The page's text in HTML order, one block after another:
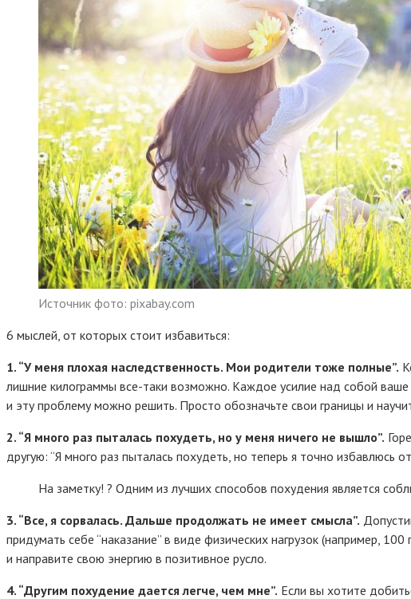
Источник фото: pixabay.com
6 мыслей, от которых стоит избавиться:
1. “У меня плохая наследственность. Мои родители тоже полные”.
лишние килограммы все-таки возможно. Каждое усилие над собой
и эту проблему можно решить. Просто обозначьте свои границы и
2. “Я много раз пыталась похудеть, но у меня ничего не вышло”.
другую: “Я много раз пыталась похудеть, но теперь я точно избавлюсь
На заметку! ? Одним из лучших способов похудения является
3. “Все, я сорвалась. Дальше продолжать не имеет смысла”.
придумать себе “наказание” в виде физических нагрузок (например,
и направите свою энергию в позитивное русло.
4. “Другим похудение дается легче, чем мне”. Если вы хотите